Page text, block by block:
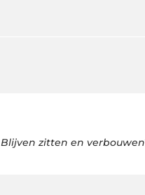
Blijven zitten en